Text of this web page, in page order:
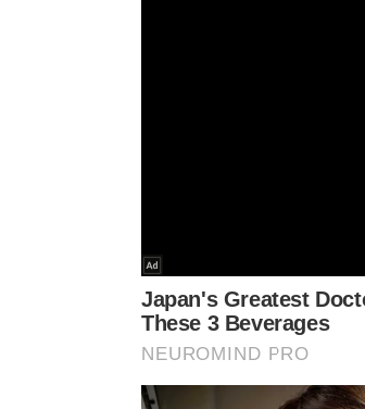
Para compreender visualmente a
audiovisual logo abaixo. O
o passo a passo exato do projeto